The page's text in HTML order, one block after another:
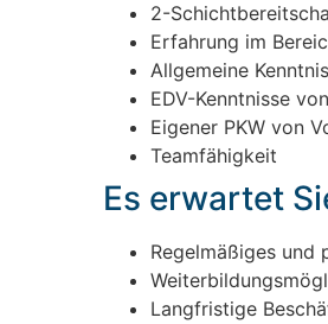
2-
Erfahrung im
Allgemeine
EDV-Kenntnisse
Eigener PKW von
Teamfähigkeit
Es erwartet
Regelmäßiges und
Langfristige